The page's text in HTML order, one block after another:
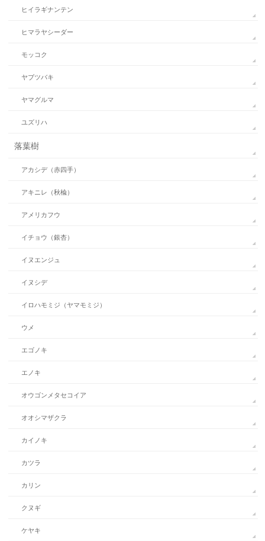
ヒイラギナンテン
ヒマラヤシーダー
モッコク
ヤブツバキ
ヤマグルマ
ユズリハ
落葉樹
アカシデ（赤四手）
アキニレ（秋楡）
アメリカフウ
イチョウ（銀杏）
イヌエンジュ
イヌシデ
イロハモミジ（ヤマモミジ）
ウメ
エゴノキ
エノキ
オウゴンメタセコイア
オオシマザクラ
カイノキ
カツラ
カリン
クヌギ
ケヤキ